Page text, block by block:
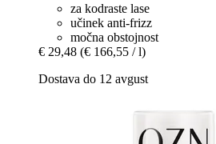
za kodraste lase
učinek anti-frizz
močna obstojnost
€ 29,48 (€ 166,55 / l)
Dostava do 12 avgust